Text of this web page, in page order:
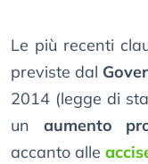
Le più recenti
previste dal
2014 (legge di
un aumento
accanto alle